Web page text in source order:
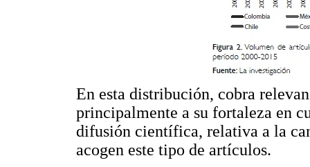
En esta distribución, cobra
principalmente a su fortaleza en
difusión científica, relativa a la
acogen este tipo de artículos.